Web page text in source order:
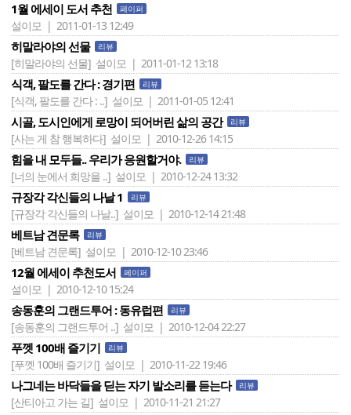
1월 에세이 도서 추천 페이퍼
설이모 | 2011-01-13 12:49
히말라야의 선물 리뷰
[히말라야의 선물] 설이모 | 2011-01-12 13:18
식객, 팔도를 간다 : 경기편 리뷰
[식객, 팔도를 간다 : ..] 설이모 | 2011-01-05 12:41
시골, 도시인에게 로망이 되어버린 삶의 공간 리뷰
[사는 게 참 행복하다] 설이모 | 2010-12-26 14:15
힘을 내 모두들.. 우리가 응원할거야. 리뷰
[너의 눈에서 희망을 ..] 설이모 | 2010-12-24 13:32
규장각 각신들의 나날 1 리뷰
[규장각 각신들의 나날..] 설이모 | 2010-12-14 21:48
베트남 견문록 리뷰
[베트남 견문록] 설이모 | 2010-12-10 23:46
12월 에세이 추천도서 페이퍼
설이모 | 2010-12-10 15:24
송동훈의 그랜드투어 : 동유럽편 리뷰
[송동훈의 그랜드투어 ..] 설이모 | 2010-12-04 22:27
푸껫 100배 즐기기 리뷰
[푸껫 100배 즐기기] 설이모 | 2010-11-22 19:46
나그네는 바닥들을 딛는 자기 발소리를 듣는다 리뷰
[산티아고 가는 길] 설이모 | 2010-11-21 21:27